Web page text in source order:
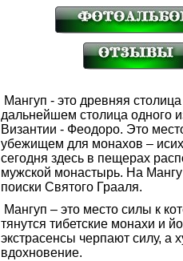
Мангуп - это древняя столица
дальнейшем столица одного
Византии - Феодоро. Это
убежищем для монахов –
сегодня здесь в пещерах
мужской монастырь. На
поиски Святого Грааля.
Мангуп – это место силы к
тянутся тибетские монахи и
экстрасенсы черпают силу, а
вдохновение.